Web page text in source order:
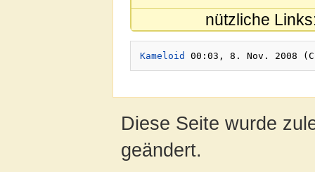
nützliche
Kameloid
Diese Seite wurde
geändert.